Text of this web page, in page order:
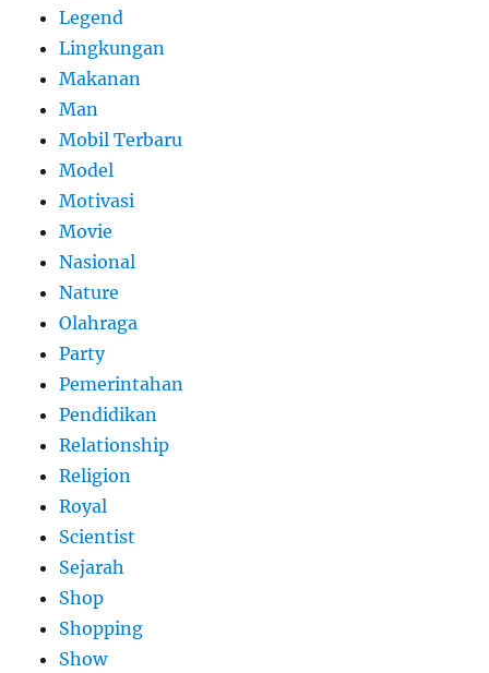
Legend
Lingkungan
Makanan
Man
Mobil Terbaru
Model
Motivasi
Movie
Nasional
Nature
Olahraga
Party
Pemerintahan
Pendidikan
Relationship
Religion
Royal
Scientist
Sejarah
Shop
Shopping
Show